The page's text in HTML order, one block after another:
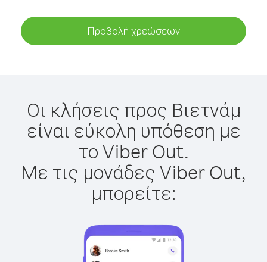
Προβολή χρεώσεων
Οι κλήσεις προς Βιετνάμ
είναι εύκολη υπόθεση με
το Viber Out.
Με τις μονάδες Viber Out,
μπορείτε: